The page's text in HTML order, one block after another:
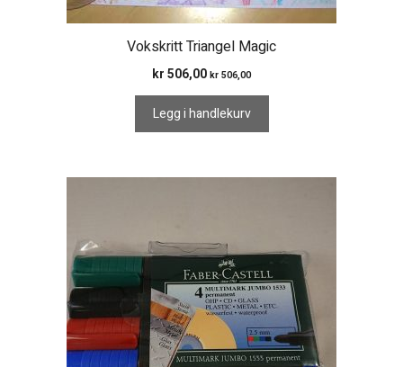
Vokskritt Triangel Magic
kr 506,00 kr 506,00
Legg i handlekurv